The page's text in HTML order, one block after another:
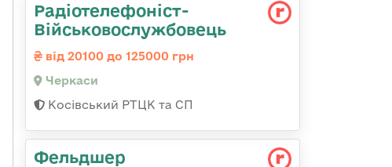
Радіотелефоніст-
Військовослужбовець
від 20100 до 125000 грн
Черкаси
Косівський РТЦК та СП
Фельдшер